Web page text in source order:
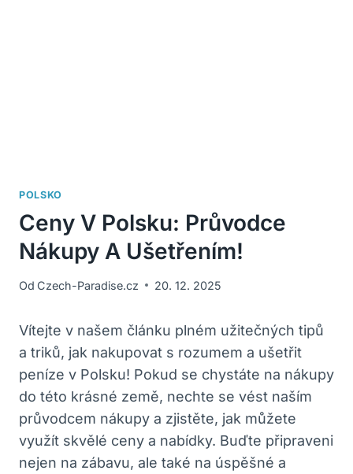
POLSKO
Ceny V Polsku: Průvodce
Nákupy A Ušetřením!
Od Czech-Paradise.cz 20. 12. 2025
Vítejte v našem článku plném užitečných tipů
a triků, jak nakupovat s rozumem a ušetřit
peníze v Polsku! Pokud se chystáte na nákupy
do této krásné země, nechte se vést naším
průvodcem nákupy a zjistěte, jak můžete
využít skvělé ceny a nabídky. Buďte připraveni
nejen na zábavu, ale také na úspěšné a